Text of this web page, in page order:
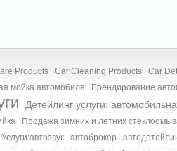
Products Car Cleaning Products
Car
мойка автомобиля Брендирование
Детейлинг услуги:
Продажа зимних и летних
Услуги:автозвук автоброкер